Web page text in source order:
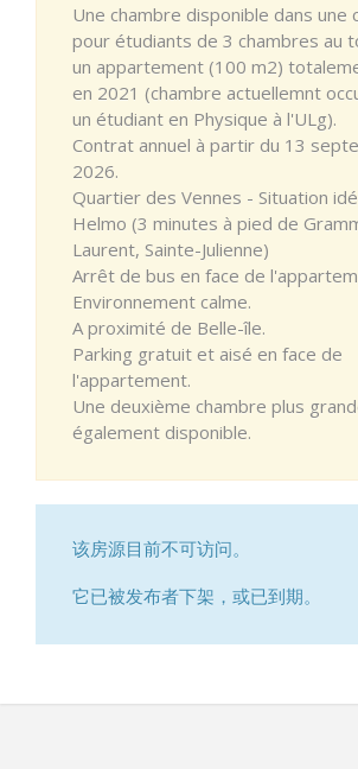
Une chambre disponible dans une
pour étudiants de 3 chambres au
un appartement (100 m2)
en 2021 (chambre actuellemnt
un étudiant en Physique à l'ULg).
Contrat annuel à partir du 13
2026.
Quartier des Vennes - Situation
Helmo (3 minutes à pied de
Laurent, Sainte-Julienne)
Arrêt de bus en face de
Environnement calme.
A proximité de Belle-île.
Parking gratuit et aisé en face de
l'appartement.
Une deuxième chambre plus
également disponible.
该房源目前不可访问。
它已被发布者下架，或已到期。